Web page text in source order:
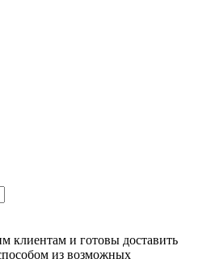
клиентам и готовы доставить
из возможных